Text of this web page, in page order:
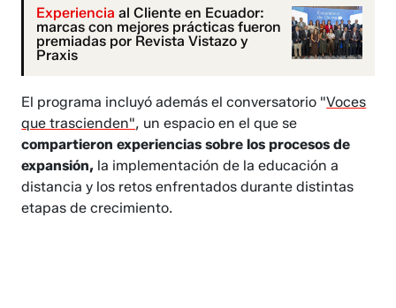
Experiencia al Cliente en Ecuador:
marcas con mejores prácticas fueron
premiadas por Revista Vistazo y
Praxis
El programa incluyó además el conversatorio "Voces
que trascienden", un espacio en el que se
compartieron experiencias sobre los procesos de
expansión, la implementación de la educación a
distancia y los retos enfrentados durante distintas
etapas de crecimiento.